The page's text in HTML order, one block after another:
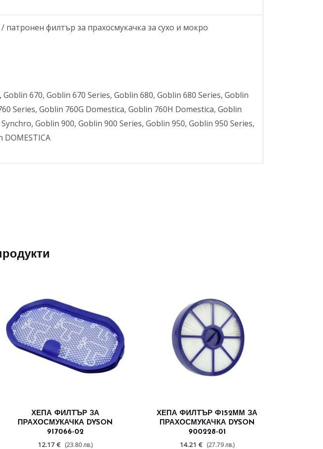
филтър за прахосмукачка за сухо и мокро
670, Goblin 670 Series, Goblin 680, Goblin 680 Series, Goblin
Series, Goblin 760G Domestica, Goblin 760H Domestica, Goblin
Goblin 900, Goblin 900 Series, Goblin 950, Goblin 950 Series,
DOMESTICA
ХЕПА ФИЛТЪР ЗА
ПРАХОСМУКАЧКА DYSON
917066-02
12.17 € (23.80 лв.)
ХЕПА ФИЛТЪР Ф152ММ ЗА
ПРАХОСМУКАЧКА DYSON
900228-01
14.21 € (27.79 лв.)